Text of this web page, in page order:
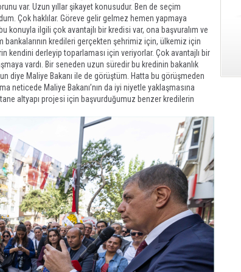
var. Uzun yıllar şikayet konusudur. Ben de seçim
Çok haklılar. Göreve gelir gelmez hemen yapmaya
konuyla ilgili çok avantajlı bir kredisi var, ona başvuralım ve
bankalarının kredileri gerçekten şehrimiz için, ülkemiz için
kendini derleyip toparlaması için veriyorlar. Çok avantajlı bir
vardı. Bir seneden uzun süredir bu kredinin bakanlık
diye Maliye Bakanı ile de görüştüm. Hatta bu görüşmeden
neticede Maliye Bakanı’nın da iyi niyetle yaklaşmasına
altyapı projesi için başvurduğumuz benzer kredilerin